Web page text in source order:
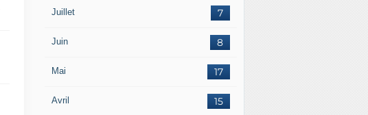
Juillet 7
Juin 8
Mai 17
Avril 15